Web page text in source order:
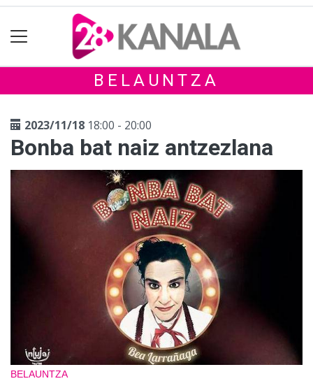
BELAUNTZA
2023/11/18 18:00 - 20:00
Bonba bat naiz antzezlana
BELAUNTZA